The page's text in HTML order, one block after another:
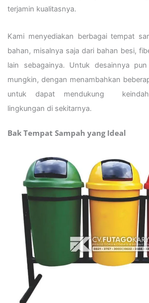
terjamin kualitasnya.
Kami menyediakan berbagai tempat
bahan, misalnya saja dari bahan besi,
lain sebagainya. Untuk desainnya
mungkin, dengan menambahkan
untuk dapat mendukung
lingkungan di sekitarnya.
Bak Tempat Sampah yang Ideal